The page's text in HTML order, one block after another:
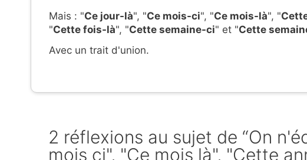
Mais : "Ce jour-là", "Ce mois-ci", "Ce mois-là", "
"Cette fois-là", "Cette semaine-ci" et "Cette
Avec un trait d'union.
2 réflexions au sujet de “On
mois ci", "Ce mois là", "Cette